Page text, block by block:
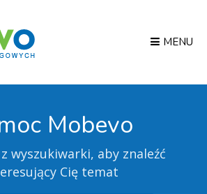
MENU
Mobevo
wyszukiwarki, aby znaleźć
Cię temat